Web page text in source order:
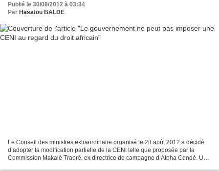
Publié le 30/08/2012 à 03:34
Par Hasatou BALDE
Le Conseil des ministres extraordinaire organisé le 28 août 2012 a décidé
d’adopter la modification partielle de la CENI telle que proposée par la
Commission Makalè Traoré, ex directrice de campagne d’Alpha Condé. Une